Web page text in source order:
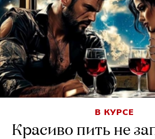
В КУРСЕ
Красиво пить не